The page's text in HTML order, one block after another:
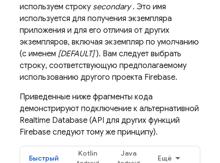
используем строку secondary. Это имя
используется для получения экземпляра
приложения и для его отличия от других
экземпляров, включая экземпляр по умолчанию
(с именем [DEFAULT]). Вам следует выбрать
строку, соответствующую предполагаемому
использованию другого проекта Firebase.
Приведенные ниже фрагменты кода
демонстрируют подключение к альтернативной
Realtime Database (API для других функций
Firebase следуют тому же принципу).
Быстрый
Kotlin Java
Ещё